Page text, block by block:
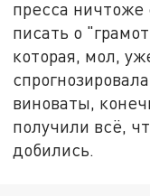
пресса
писать о
которая, мол,
виноваты,
получили всё,
добились.